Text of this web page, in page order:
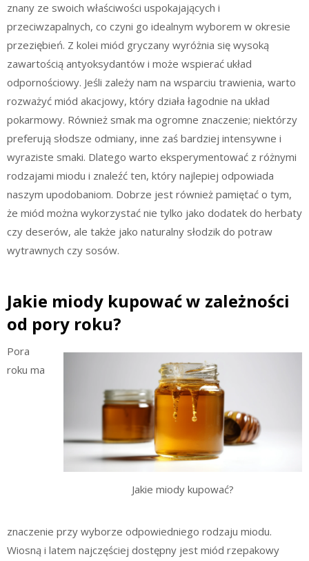
znany ze swoich właściwości uspokajających i
przeciwzapalnych, co czyni go idealnym wyborem w okresie
przeziębień. Z kolei miód gryczany wyróżnia się wysoką
zawartością antyoksydantów i może wspierać układ
odpornościowy. Jeśli zależy nam na wsparciu trawienia, warto
rozważyć miód akacjowy, który działa łagodnie na układ
pokarmowy. Również smak ma ogromne znaczenie; niektórzy
preferują słodsze odmiany, inne zaś bardziej intensywne i
wyraziste smaki. Dlatego warto eksperymentować z różnymi
rodzajami miodu i znaleźć ten, który najlepiej odpowiada
naszym upodobaniom. Dobrze jest również pamiętać o tym,
że miód można wykorzystać nie tylko jako dodatek do herbaty
czy deserów, ale także jako naturalny słodzik do potraw
wytrawnych czy sosów.
Jakie miody kupować w zależności
od pory roku?
Jakie miody kupować?
Pora
roku ma
znaczenie przy wyborze odpowiedniego rodzaju miodu.
Wiosną i latem najczęściej dostępny jest miód rzepakowy